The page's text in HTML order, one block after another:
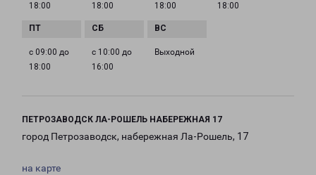
18:00
18:00
18:00
18:00
с 09:00 до
18:00
с 10:00 до
16:00
Выходной
ПЕТРОЗАВОДСК ЛА-РОШЕЛЬ НАБЕРЕЖНАЯ 17
город Петрозаводск, набережная Ла-Рошель, 17
на карте